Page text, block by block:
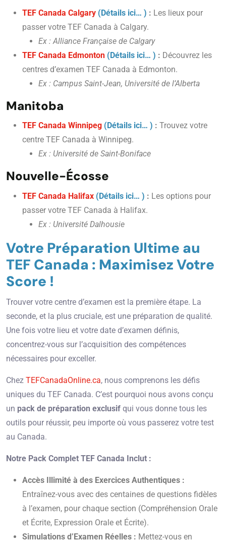
TEF Canada Calgary (Détails ici… ) : Les lieux pour
passer votre TEF Canada à Calgary.
Ex : Alliance Française de Calgary
TEF Canada Edmonton (Détails ici… ) : Découvrez les
centres d’examen TEF Canada à Edmonton.
Ex : Campus Saint-Jean, Université de l’Alberta
Manitoba
TEF Canada Winnipeg (Détails ici… ) : Trouvez votre
centre TEF Canada à Winnipeg.
Ex : Université de Saint-Boniface
Nouvelle-Écosse
TEF Canada Halifax (Détails ici… ) : Les options pour
passer votre TEF Canada à Halifax.
Ex : Université Dalhousie
Votre Préparation Ultime au
TEF Canada : Maximisez Votre
Score !
Trouver votre centre d’examen est la première étape. La
seconde, et la plus cruciale, est une préparation de qualité.
Une fois votre lieu et votre date d’examen définis,
concentrez-vous sur l’acquisition des compétences
nécessaires pour exceller.
Chez TEFCanadaOnline.ca, nous comprenons les défis
uniques du TEF Canada. C’est pourquoi nous avons conçu
un pack de préparation exclusif qui vous donne tous les
outils pour réussir, peu importe où vous passerez votre test
au Canada.
Notre Pack Complet TEF Canada Inclut :
Accès Illimité à des Exercices Authentiques :
Entraînez-vous avec des centaines de questions fidèles
à l’examen, pour chaque section (Compréhension Orale
et Écrite, Expression Orale et Écrite).
Simulations d’Examen Réelles : Mettez-vous en